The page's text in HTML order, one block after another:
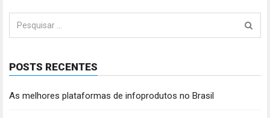
Pesquisar
por:
POSTS RECENTES
As melhores plataformas de infoprodutos no Brasil